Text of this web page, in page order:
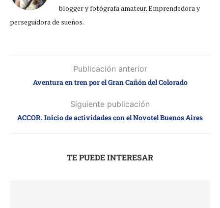
blogger y fotógrafa amateur. Emprendedora y
perseguidora de sueños.
Publicación anterior
Aventura en tren por el Gran Cañón del Colorado
Siguiente publicación
ACCOR. Inicio de actividades con el Novotel Buenos Aires
TE PUEDE INTERESAR